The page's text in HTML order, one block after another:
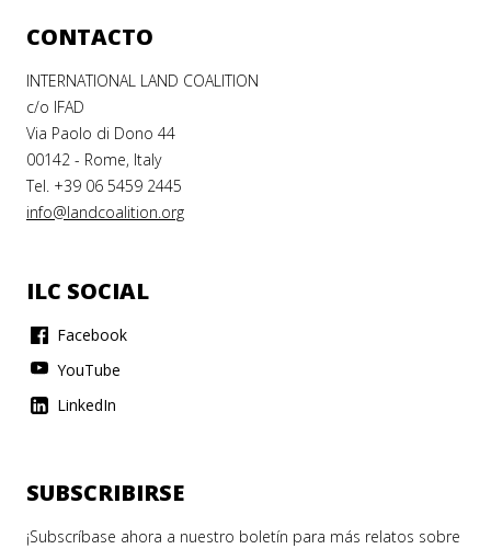
CONTACTO
INTERNATIONAL LAND COALITION
c/o IFAD
Via Paolo di Dono 44
00142 - Rome, Italy
Tel. +39 06 5459 2445
info@landcoalition.org
ILC SOCIAL
Facebook
YouTube
LinkedIn
SUBSCRIBIRSE
¡Subscríbase ahora a nuestro boletín para más relatos sobre